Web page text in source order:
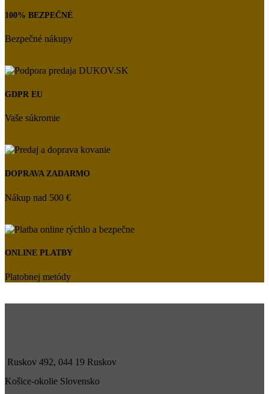
100% BEZPEČNÉ
Bezpečné nákupy
GDPR EU
Vaše súkromie
DOPRAVA ZADARMO
Nákup nad 500 €
ONLINE PLATBY
Platobnej metódy
Ruskov 492, 044 19 Ruskov
Košice-okolie Slovensko